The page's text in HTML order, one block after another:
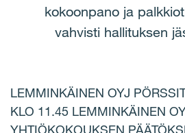
kokoonpano ja
vahvisti hallituksen
LEMMINKÄINEN OYJ
KLO 11.45 LEMMINKÄINEN
YHTIÖKOKOUKSEN